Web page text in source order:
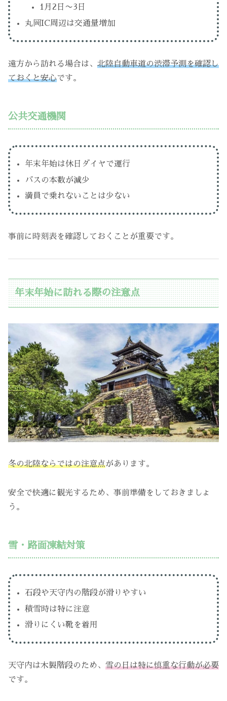
1月2日〜3日
丸岡IC周辺は交通量増加
遠方から訪れる場合は、 北陸自動車道の渋滞予測を確認し
ておくと安心です。
公共交通機関
年末年始は休日ダイヤで運行
バスの本数が減少
満員で乗れないことは少ない
事前に時刻表を確認しておくことが重要です。
年末年始に訪れる際の注意点
冬の北陸ならではの注意点があります。
安全で快適に観光するため、事前準備をしておきましょ
う。
雪・路面凍結対策
石段や天守内の階段が滑りやすい
積雪時は特に注意
滑りにくい靴を着用
天守内は木製階段のため、 雪の日は特に慎重な行動が必要
です。